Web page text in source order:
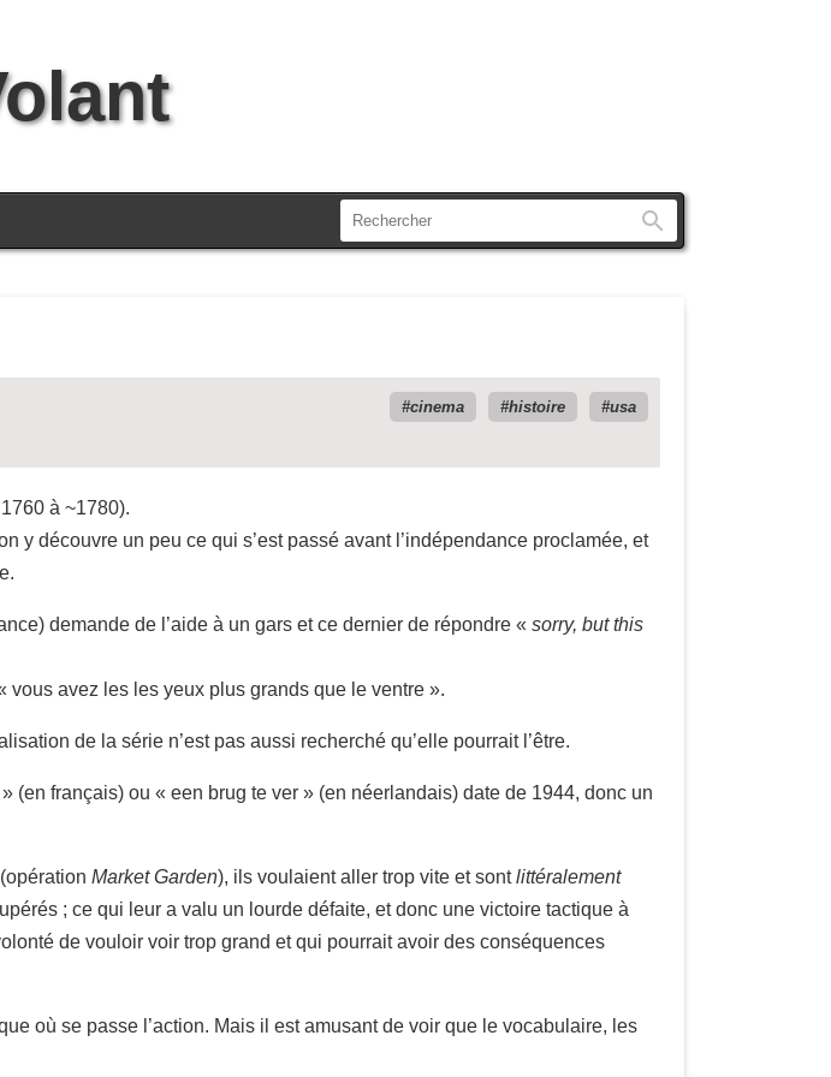
cinema histoire
usa
à ~1780).
y découvre un peu ce qui s’est passé avant l’indépendance proclamée, et
demande de l’aide à un gars et ce dernier de répondre « sorry, but this
avez les les yeux plus grands que le ventre ».
de la série n’est pas aussi recherché qu’elle pourrait l’être.
(en français) ou « een brug te ver » (en néerlandais) date de 1944, donc un
Market Garden), ils voulaient aller trop vite et sontlittéralement
; ce qui leur a valu un lourde défaite, et donc une victoire tactique à
de vouloir voir trop grand et qui pourrait avoir des conséquences
où se passe l’action. Mais il est amusant de voir que le vocabulaire, les